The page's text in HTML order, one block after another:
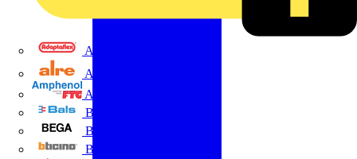
Adaptaflex
Alre
Amphenol FTG
BALS
Bega
Bticino